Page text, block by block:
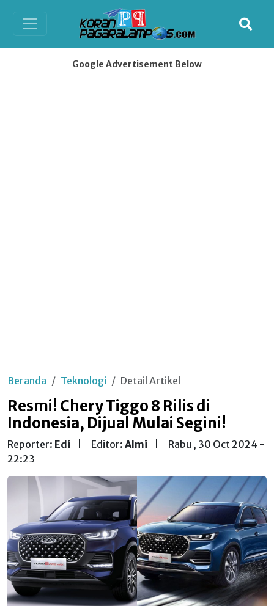
Google Advertisement Below
Beranda Teknologi Detail Artikel
Resmi! Chery Tiggo 8 Rilis di
Indonesia, Dijual Mulai Segini!
Reporter: Edi Editor: Almi
Rabu , 30 Oct 2024 -
22:23